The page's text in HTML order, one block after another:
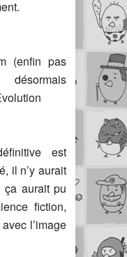
(enfin pas
est
il n’y aurait
aurait pu
fiction,
l’image